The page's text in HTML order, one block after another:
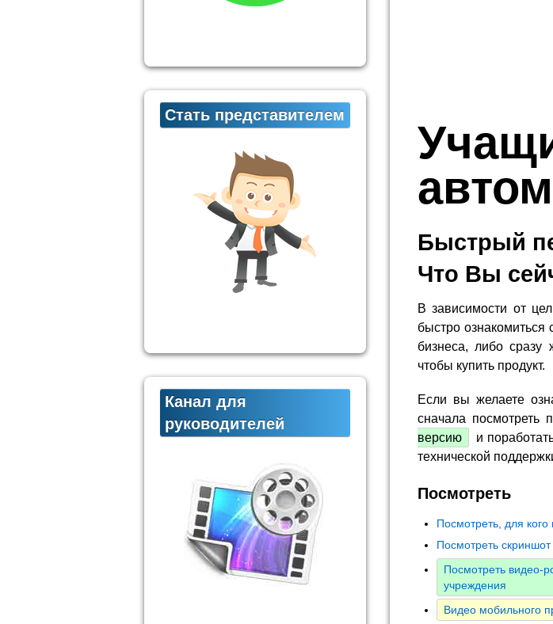
Быстрый
Что Вы
В зависимости от
быстро
бизнеса, либо
чтобы купить продукт.
Если вы желаете
сначала посмотреть
версию
и
технической
Посмотреть
Посмотреть, для
Посмотреть скриншот
Посмотреть видео-
учреждения
Видео мобильного
Стать представителем
Канал для
руководителей